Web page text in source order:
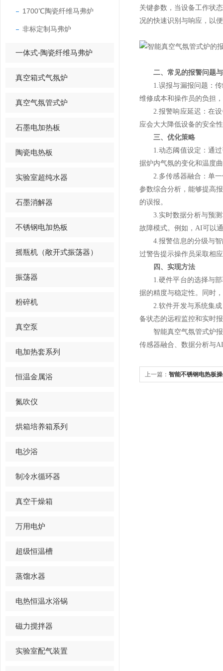
1700℃陶瓷纤维马弗炉
非标定制马弗炉
一体式-陶瓷纤维马弗炉
真空箱式气氛炉
真空气氛管式炉
石墨电加热板
陶瓷电热板
实验室超纯水器
石墨消解器
不锈钢电加热板
摇瓶机（敞开式振荡器）
振荡器
粉碎机
真空泵
电加热套系列
恒温金属浴
氮吹仪
烘箱培养箱系列
电沙浴
制冷水循环器
真空干燥箱
万用电炉
超级恒温槽
蒸馏水器
电热恒温水浴锅
磁力搅拌器
实验室配气装置
关键参数，当设备工作状
况的快速识别与响应，以
二、常见的报警问题
1.误报与漏报问题：传
维修成本和操作员的负担
2.报警响应延迟：在设
应会大大降低设备的安全
三、优化策略
1.动态阈值设定：通过
据炉内气氛的变化和温度
2.多传感器融合：单一
参数综合分析，能够提高
的误报。
3.实时数据分析与预测
故障模式。例如，AI可以
4.报警信息的分级与智
过警告提示操作员采取相
四、实现方法
1.硬件平台的选择与部
据的精度与稳定性。同时
2.软件开发与系统集成
备状态的远程监控和实时
智能真空气氛管式炉报
传感器融合、数据分析与
上一篇： 智能不锈钢电热板